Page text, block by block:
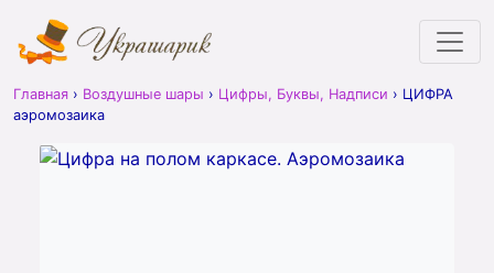
Главная › Воздушные шары › Цифры, Буквы, Надписи › ЦИФРА
аэромозаика